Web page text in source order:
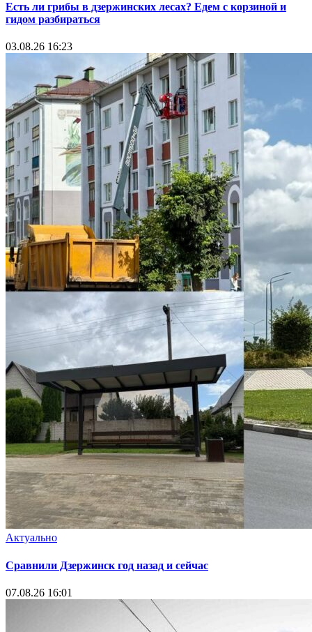
Есть ли грибы в дзержинских лесах? Едем с корзиной и
гидом разбираться
03.08.26 16:23
Актуально
Сравнили Дзержинск год назад и сейчас
07.08.26 16:01